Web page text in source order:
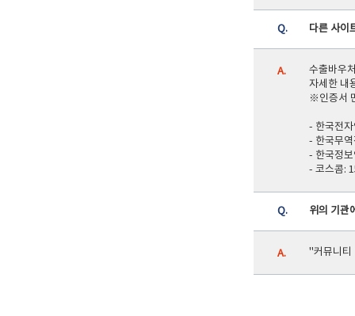
Q. 다른 사이
A.
수출바우
자세한 내
※인증서
- 한국전
- 한국무
- 한국정
- 코스콤:
Q. 위의 기관
A. "커뮤니티